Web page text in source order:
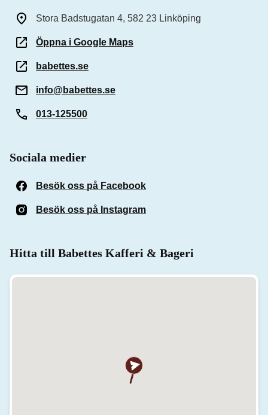
Stora Badstugatan 4, 582 23 Linköping
Öppna i Google Maps
babettes.se
info@babettes.se
013-125500
Sociala medier
Besök oss på Facebook
Besök oss på Instagram
Hitta till Babettes Kafferi & Bageri